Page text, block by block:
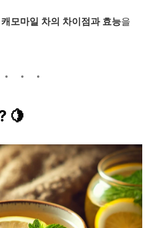
모마일 차의 차이점과 효능을
🍋